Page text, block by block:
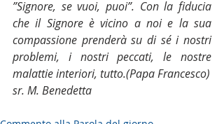
”Signore, se vuoi, puoi”. Con la fiducia
che il Signore è vicino a noi e la sua
compassione prenderà su di sé i nostri
problemi, i nostri peccati, le nostre
malattie interiori, tutto.(Papa Francesco)
sr. M. Benedetta